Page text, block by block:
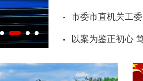
艾香盈门，手作传
市委市直机关工